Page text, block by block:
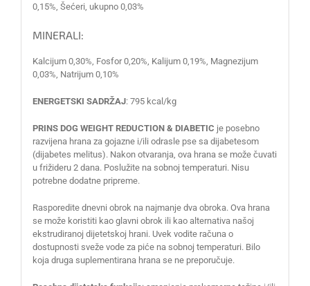
0,15%, Šećeri, ukupno 0,03%
MINERALI:
Kalcijum 0,30%, Fosfor 0,20%, Kalijum 0,19%, Magnezijum
0,03%, Natrijum 0,10%
ENERGETSKI SADRŽAJ: 795 kcal/kg
PRINS DOG WEIGHT REDUCTION & DIABETIC je posebno
razvijena hrana za gojazne i/ili odrasle pse sa dijabetesom
(dijabetes melitus). Nakon otvaranja, ova hrana se može čuvati
u frižideru 2 dana. Poslužite na sobnoj temperaturi. Nisu
potrebne dodatne pripreme.
Rasporedite dnevni obrok na najmanje dva obroka. Ova hrana
se može koristiti kao glavni obrok ili kao alternativa našoj
ekstrudiranoj dijetetskoj hrani. Uvek vodite računa o
dostupnosti sveže vode za piće na sobnoj temperaturi. Bilo
koja druga suplementirana hrana se ne preporučuje.